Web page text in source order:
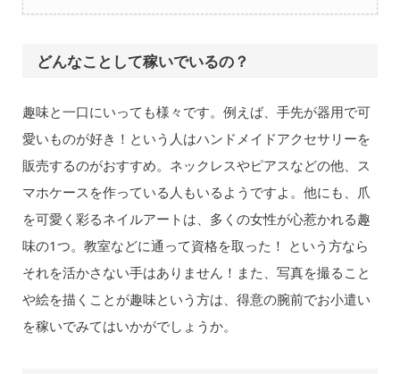
どんなことして稼いでいるの？
趣味と一口にいっても様々です。例えば、手先が器用で可
愛いものが好き！という人はハンドメイドアクセサリーを
販売するのがおすすめ。ネックレスやピアスなどの他、ス
マホケースを作っている人もいるようですよ。他にも、爪
を可愛く彩るネイルアートは、多くの女性が心惹かれる趣
味の1つ。教室などに通って資格を取った！ という方なら
それを活かさない手はありません！また、写真を撮ること
や絵を描くことが趣味という方は、得意の腕前でお小遣い
を稼いでみてはいかがでしょうか。